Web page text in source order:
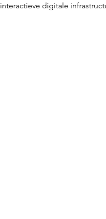
interactieve digitale